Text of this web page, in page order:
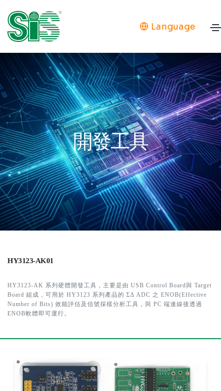
Language
開發工具
HY3123-AK01
HY3123-AK 系列硬體開發工具，主要是由 USB Control Board與 Target
Board 組成，可用於 HY3123 系列產品的 ΣΔ ADC 之 ENOB(Effective
Number of Bits) 效能評估及信號採樣分析工具，與 PC 端連線後透過
ENOB軟體即可運行。